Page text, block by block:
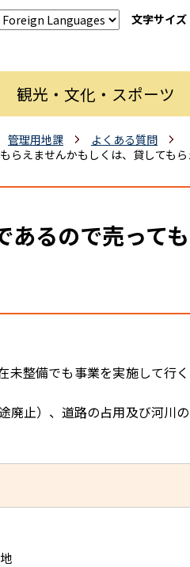
文字サイズ
観光・文化・スポーツ
管理用地課
よくある質問
らえませんかもしくは、貸しても
るので売って
整備でも事業を実施して行
廃止）、道路の占用及び河川